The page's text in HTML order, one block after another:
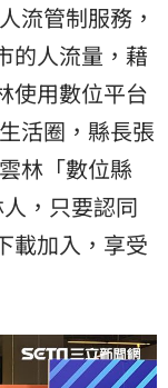
流管制服務，
的人流量，藉
使用數位平台
活圈，縣長張
林「數位縣
，只要認同
載加入，享受